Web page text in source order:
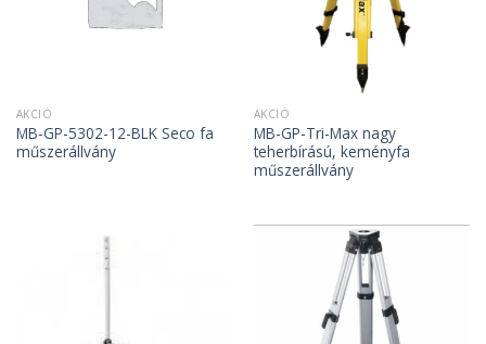
AKCIÓ
MB-GP-5302-12-BLK Seco fa
műszerállvány
AKCIÓ
MB-GP-Tri-Max nagy
teherbírású, keményfa
műszerállvány